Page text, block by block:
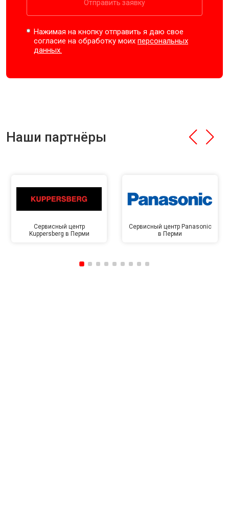
Отправить заявку
Нажимая на кнопку отправить я даю свое
согласие на обработку моихперсональных
данных.
Наши партнёры
Сервисный центр
Kuppersberg в Перми
Сервисный центр Panasonic
в Перми